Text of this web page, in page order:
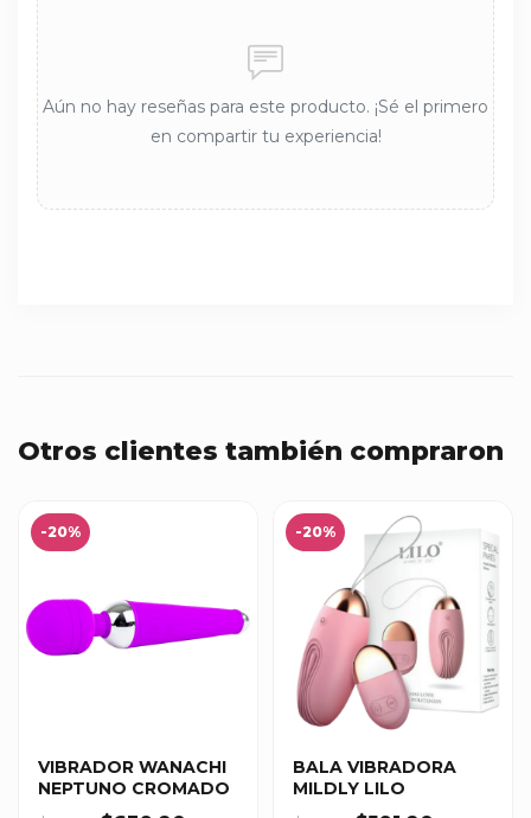
Aún no hay reseñas para este producto. ¡Sé el primero
en compartir tu experiencia!
Otros clientes también compraron
-20%
VIBRADOR WANACHI
NEPTUNO CROMADO
-20%
BALA VIBRADORA
MILDLY LILO